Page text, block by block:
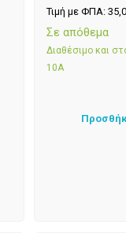
Τιμή με ΦΠΑ:
Σε απόθεμα
Διαθέσιμο και
10Α